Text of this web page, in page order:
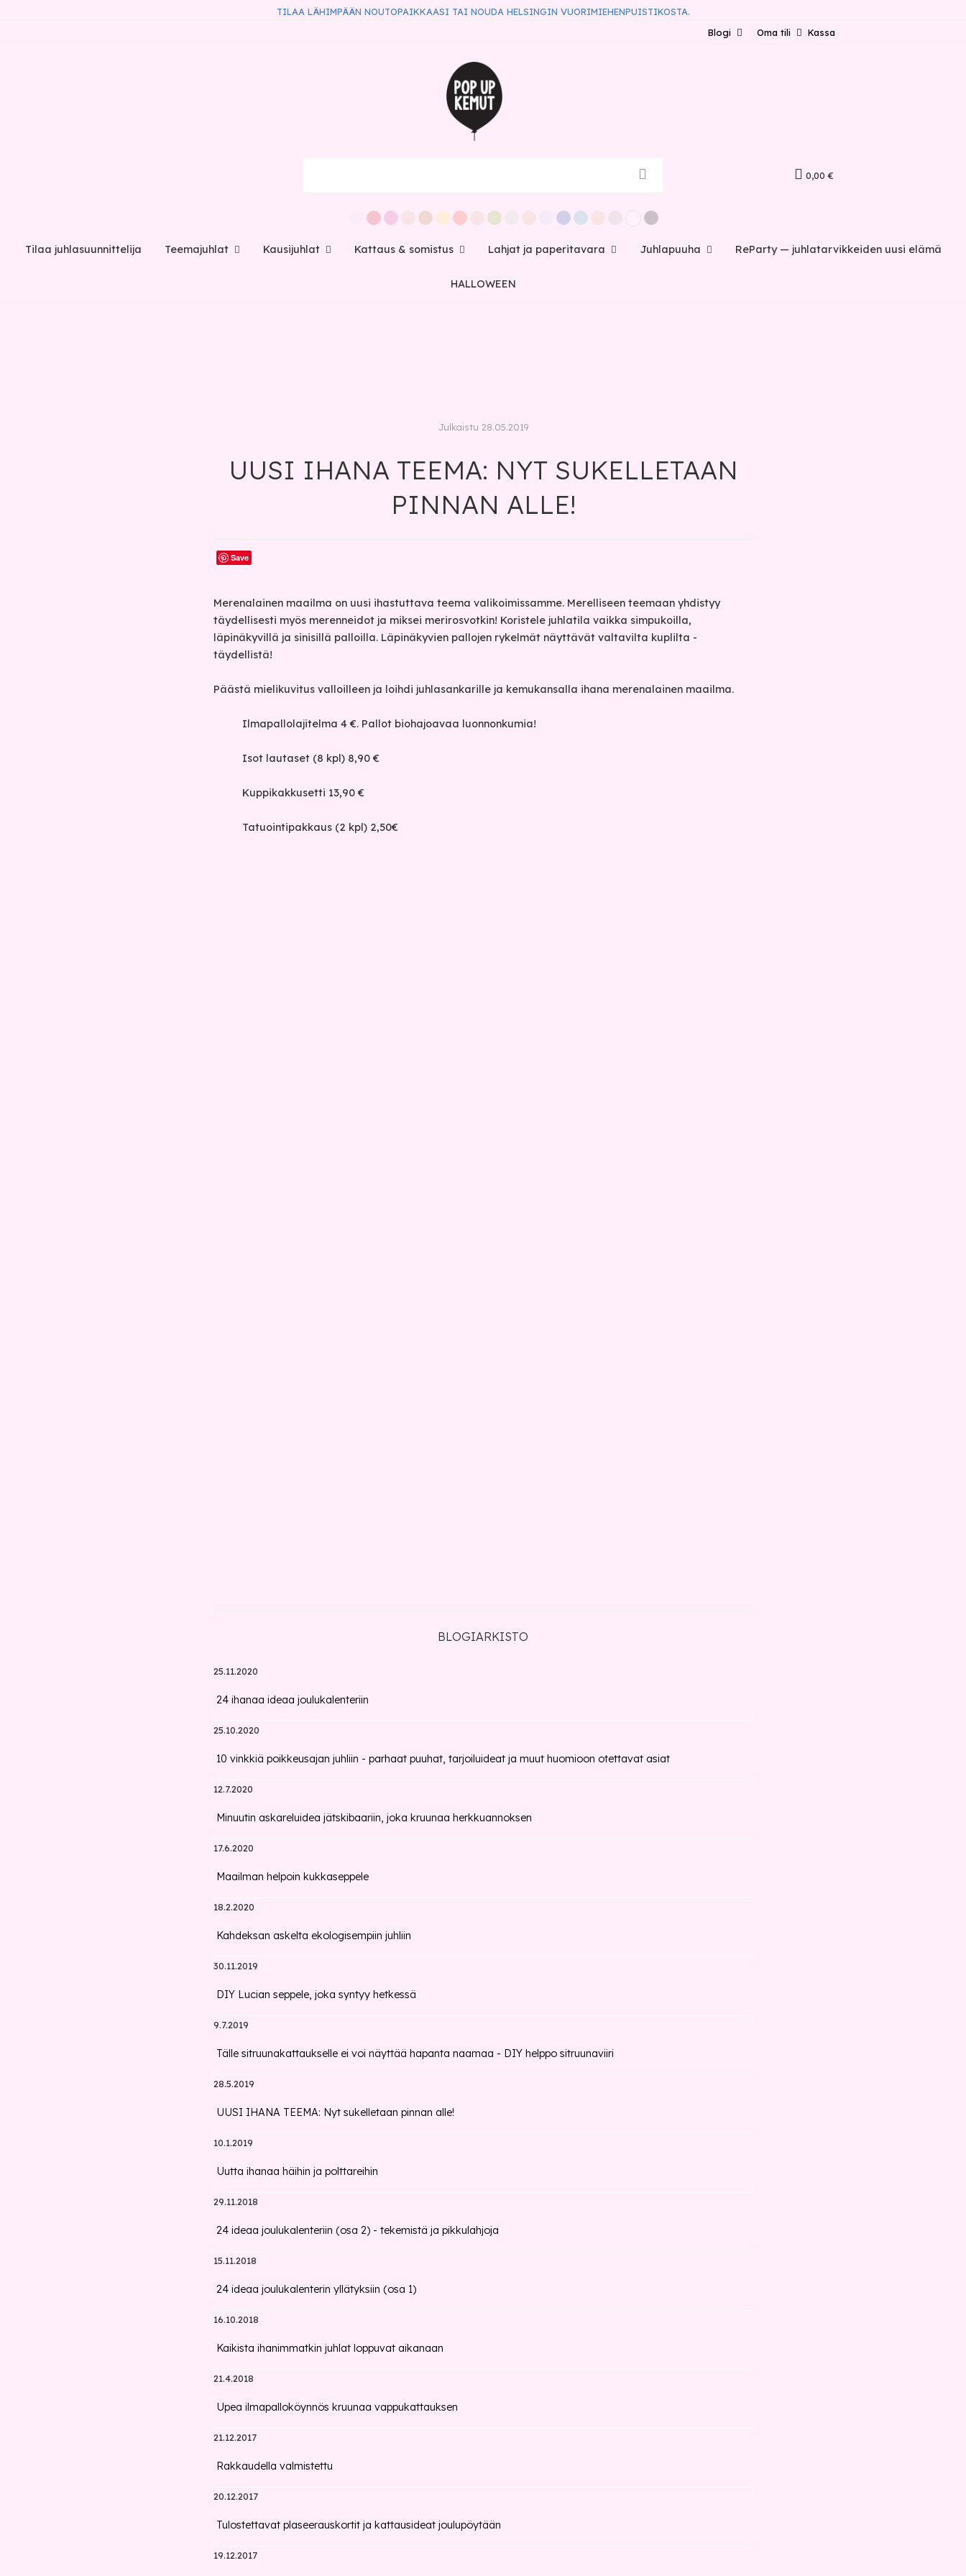
TILAA LÄHIMPÄÄN NOUTOPAIKKAASI TAI NOUDA HELSINGIN VUORIMIEHENPUISTIKOSTA.
Kassa
Oma tili
Blogi
0,00 €
Tilaa juhlasuunnittelija Teemajuhlat Kausijuhlat Kattaus & somistus Lahjat ja paperitavara Juhlapuuha ReParty — juhlatarvikkeiden uusi elämä
HALLOWEEN
Julkaistu 28.05.2019
UUSI IHANA TEEMA: NYT SUKELLETAAN
PINNAN ALLE!
Save
Merenalainen maailma on uusi ihastuttava teema valikoimissamme. Merelliseen teemaan yhdistyy
täydellisesti myös merenneidot ja miksei merirosvotkin! Koristele juhlatila vaikka simpukoilla,
läpinäkyvillä ja sinisillä palloilla. Läpinäkyvien pallojen rykelmät näyttävät valtavilta kuplilta -
täydellistä!
Päästä mielikuvitus valloilleen ja loihdi juhlasankarille ja kemukansalla ihana merenalainen maailma.
Ilmapallolajitelma 4 €. Pallot biohajoavaa luonnonkumia!
Isot lautaset (8 kpl) 8,90 €
Kuppikakkusetti 13,90 €
Tatuointipakkaus (2 kpl) 2,50€
BLOGIARKISTO
25.11.2020
24 ihanaa ideaa joulukalenteriin
25.10.2020
10 vinkkiä poikkeusajan juhliin - parhaat puuhat, tarjoiluideat ja muut huomioon otettavat asiat
12.7.2020
Minuutin askareluidea jätskibaariin, joka kruunaa herkkuannoksen
17.6.2020
Maailman helpoin kukkaseppele
18.2.2020
Kahdeksan askelta ekologisempiin juhliin
30.11.2019
DIY Lucian seppele, joka syntyy hetkessä
9.7.2019
Tälle sitruunakattaukselle ei voi näyttää hapanta naamaa - DIY helppo sitruunaviiri
28.5.2019
UUSI IHANA TEEMA: Nyt sukelletaan pinnan alle!
10.1.2019
Uutta ihanaa häihin ja polttareihin
29.11.2018
24 ideaa joulukalenteriin (osa 2) - tekemistä ja pikkulahjoja
15.11.2018
24 ideaa joulukalenterin yllätyksiin (osa 1)
16.10.2018
Kaikista ihanimmatkin juhlat loppuvat aikanaan
21.4.2018
Upea ilmapalloköynnös kruunaa vappukattauksen
21.12.2017
Rakkaudella valmistettu
20.12.2017
Tulostettavat plaseerauskortit ja kattausideat joulupöytään
19.12.2017